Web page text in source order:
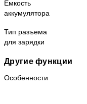
Емкость
аккумулятора
Тип разъема
для зарядки
Другие функции
Особенности